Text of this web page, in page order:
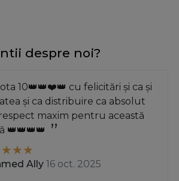
despre noi?
10👑👑❤️👑 cu felicitări și ca și
și ca distribuire ca absolut
maxim pentru această
👑👑👑👑
Ally 16 oct. 2025